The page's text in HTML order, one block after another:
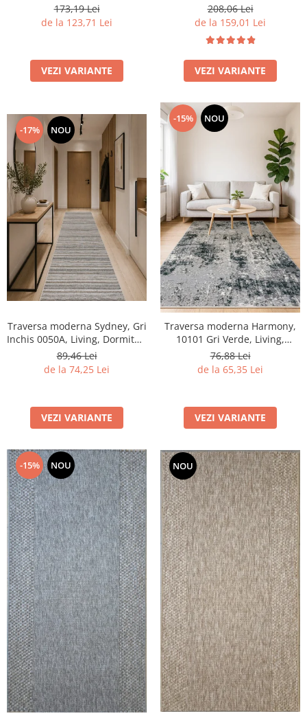
173,19 Lei
de la 123,71 Lei
VEZI VARIANTE
208,06 Lei
de la 159,01 Lei
VEZI VARIANTE
-17% NOU
Traversa moderna Sydney, Gri
Inchis 0050A, Living, Dormitor,
Hol, Bucatarie, 80 x 250 cm
89,46 Lei
de la 74,25 Lei
VEZI VARIANTE
-15% NOU
Traversa moderna Harmony,
10101 Gri Verde, Living,
Dormitor, Hol, 60 X 100 cm
76,88 Lei
de la 65,35 Lei
VEZI VARIANTE
-15% NOU NOU